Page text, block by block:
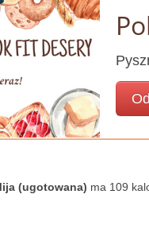
(ugotowana) ma 109